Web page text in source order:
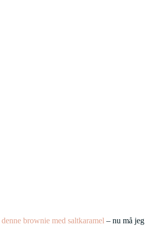
denne brownie med saltkaramel – nu må jeg